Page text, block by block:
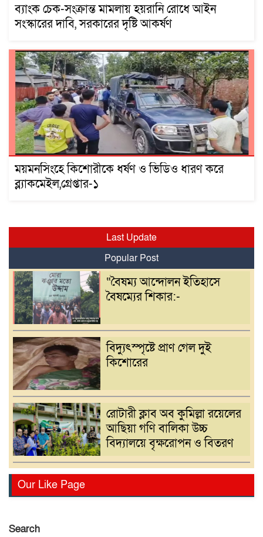
ব্যাংক চেক-সংক্রান্ত মামলায় হয়রানি রোধে আইন
সংস্কারের দাবি, সরকারের দৃষ্টি আকর্ষণ
ময়মনসিংহে কিশোরীকে ধর্ষণ ও ভিডিও ধারণ করে
ব্ল্যাকমেইল,গ্রেপ্তার-১
Last Update
Popular Post
“বৈষম্য আন্দোলন ইতিহাসে
বৈষম্যের শিকার:-
বিদ্যুৎস্পৃষ্টে প্রাণ গেল দুই
কিশোরের
রোটারী ক্লাব অব কুমিল্লা রয়েলের
আছিয়া গণি বালিকা উচ্চ
বিদ্যালয়ে বৃক্ষরোপন ও বিতরণ
(বাসাস) দেশের সাংবাদিকদের
Our Like Page
Search